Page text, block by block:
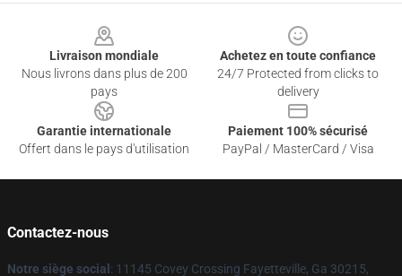
Livraison mondiale
Nous livrons dans plus de 200
pays
Achetez en toute confiance
24/7 Protected from clicks to
delivery
Garantie internationale
Offert dans le pays d'utilisation
Paiement 100% sécurisé
PayPal / MasterCard / Visa
Contactez-nous
Notre siège social : 11145 Covey Crossing Fayetteville, Ga 30215,